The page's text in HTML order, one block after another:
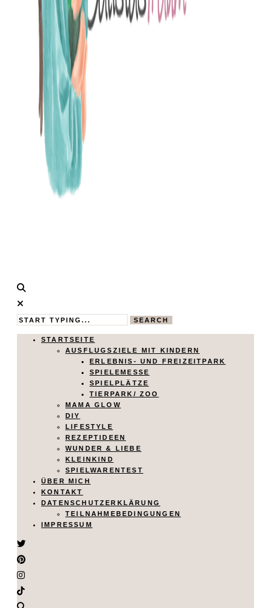
Calistas
Traum
MAMABLOG
SEARCH
STARTSEITE
AUSFLUGSZIELE MIT KINDERN
ERLEBNIS- UND FREIZEITPARK
SPIELEMESSE
SPIELPLÄTZE
TIERPARK/ ZOO
MAMA GLOW
DIY
LIFESTYLE
REZEPTIDEEN
WUNDER & LIEBE
KLEINKIND
SPIELWARENTEST
ÜBER MICH
KONTAKT
DATENSCHUTZERKLÄRUNG
TEILNAHMEBEDINGUNGEN
IMPRESSUM